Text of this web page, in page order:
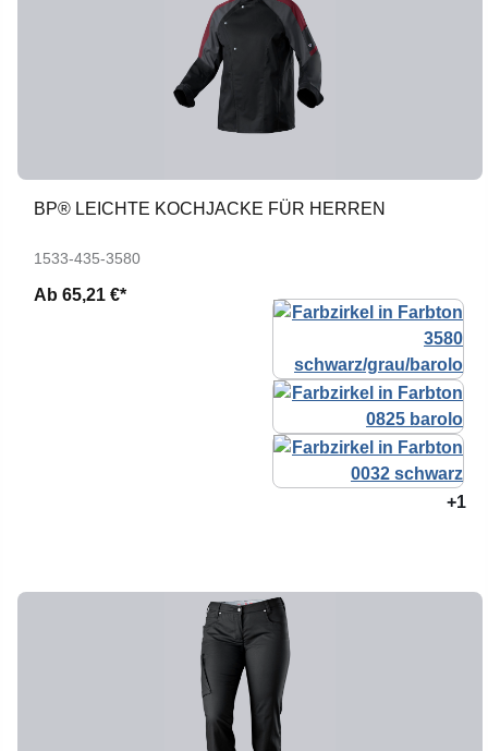
BP® LEICHTE KOCHJACKE FÜR HERREN
1533-435-3580
Ab 65,21 €*
+1